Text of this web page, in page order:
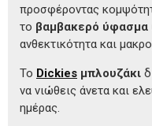
προσφέροντας
το βαμβακερό ύφασμα
ανθεκτικότητα και
Το Dickies μπλουζάκι
να νιώθεις άνετα και
ημέρας.